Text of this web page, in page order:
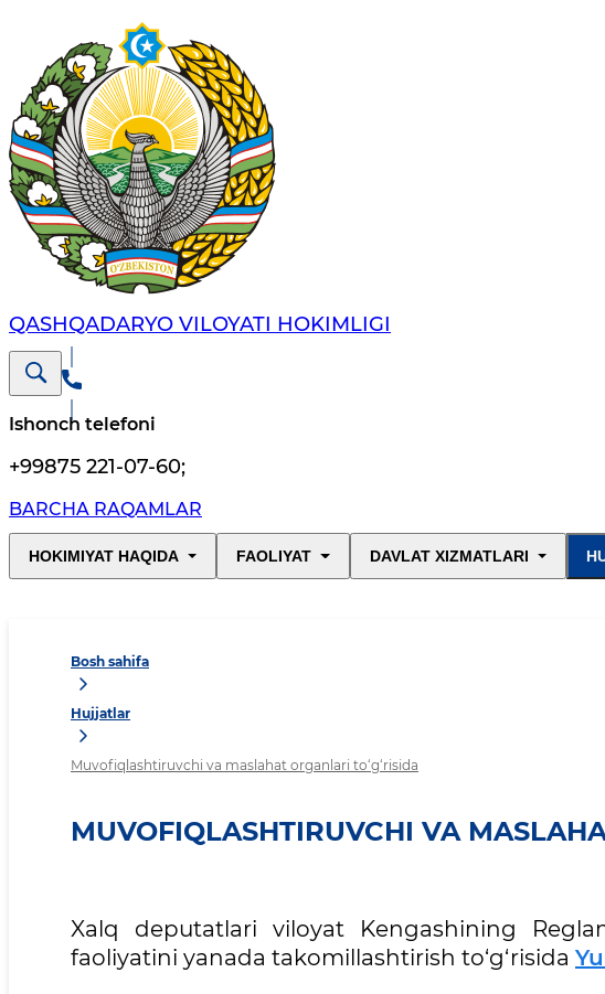
QASHQADARYO VILOYATI HОKIMLIGI
Ishonch telefoni
+99875 221-07-60;
BARCHA RAQAMLAR
HOKIMIYAT HAQIDA FAOLIYAT DAVLAT XIZMATLARI
Bosh sahifa
Hujjatlar
Muvofiqlashtiruvchi va maslahat organlari to‘g‘risida
MUVOFIQLASHTIRUVCHI VA
Xalq deputatlari viloyat Kengashining
faoliyatini yanada takomillashtirish to‘g‘risida